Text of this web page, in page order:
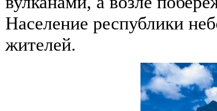
Население республики
жителей.